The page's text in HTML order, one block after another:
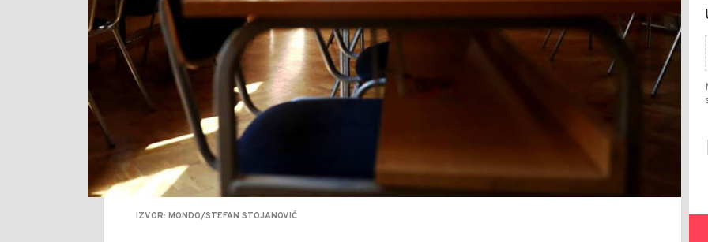
IZVOR: MONDO/STEFAN STOJANOVIĆ